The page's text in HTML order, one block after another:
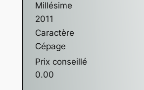
Millésime
2011
Caractère
Cépage
Prix conseillé
0.00